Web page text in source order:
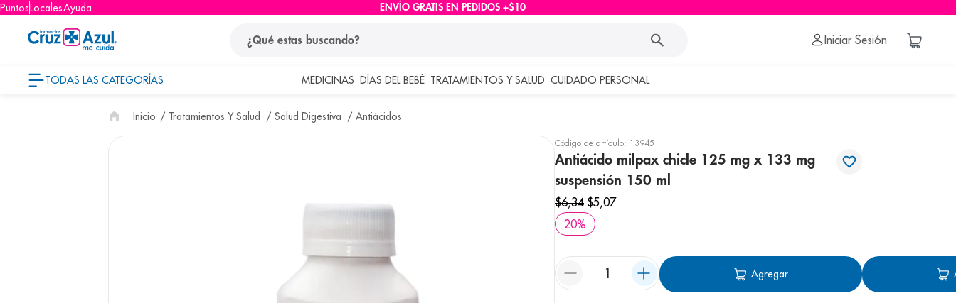
PuntosLocalesAyuda ENVÍO GRATIS EN PEDIDOS +$10
Iniciar Sesión
TODAS LAS CATEGORÍAS MEDICINAS DÍAS DEL BEBÉ TRATAMIENTOS Y SALUD CUIDADO PERSONAL
Tratamientos Y Salud Salud Digestiva Antiácidos
Código de artículo: 13945
Antiácido milpax chicle 125 mg x 133 mg
suspensión 150 ml
$6,34 $5,07
20%
Agregar
términos más buscados
1 protector solar
pediasure